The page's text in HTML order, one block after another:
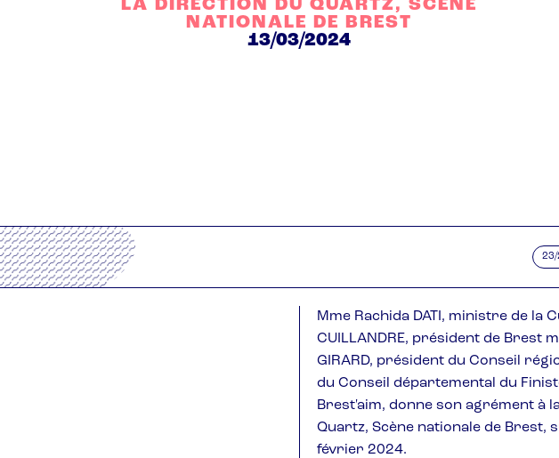
LA DIRECTION DU QUARTZ, SCÈNE
NATIONALE DE BREST
13/03/2024
23/
Mme Rachida DATI, ministre de la
CUILLANDRE, président de Brest
GIRARD, président du Conseil
du Conseil départemental du
Brest'aim, donne son agrément à
Quartz, Scène nationale de
février 2024.